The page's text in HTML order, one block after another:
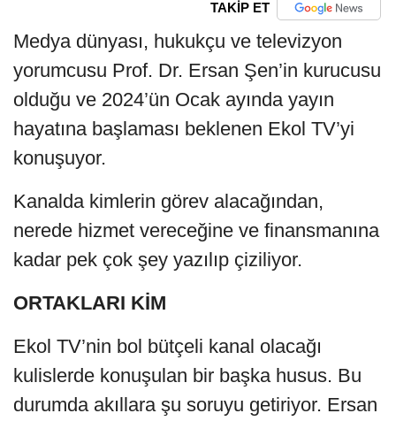
TAKİP ET
Medya dünyası, hukukçu ve televizyon
yorumcusu Prof. Dr. Ersan Şen’in kurucusu
olduğu ve 2024’ün Ocak ayında yayın
hayatına başlaması beklenen Ekol TV’yi
konuşuyor.
Kanalda kimlerin görev alacağından,
nerede hizmet vereceğine ve finansmanına
kadar pek çok şey yazılıp çiziliyor.
ORTAKLARI KİM
Ekol TV’nin bol bütçeli kanal olacağı
kulislerde konuşulan bir başka husus. Bu
durumda akıllara şu soruyu getiriyor. Ersan